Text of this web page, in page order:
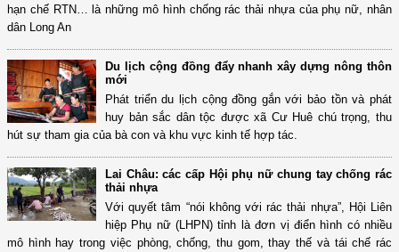
hạn chế RTN… là những mô hình chống rác thải nhựa của phụ nữ, nhân
dân Long An
Du lịch cộng đồng đẩy nhanh xây dựng nông thôn
mới
Phát triển du lịch cộng đồng gắn với bảo tồn và phát
huy bản sắc dân tộc được xã Cư Huê chú trọng, thu
hút sự tham gia của bà con và khu vực kinh tế hợp tác.
Lai Châu: các cấp Hội phụ nữ chung tay chống rác
thải nhựa
Với quyết tâm “nói không với rác thải nhựa”, Hội Liên
hiệp Phụ nữ (LHPN) tỉnh là đơn vị điển hình có nhiều
mô hình hay trong việc phòng, chống, thu gom, thay thế và tái chế rác